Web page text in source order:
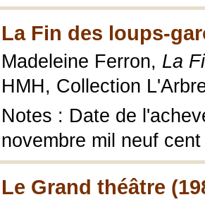
La Fin des loups-
Madeleine Ferron, La
HMH, Collection
Notes : Date de
novembre mil neuf
Le Grand théâtre